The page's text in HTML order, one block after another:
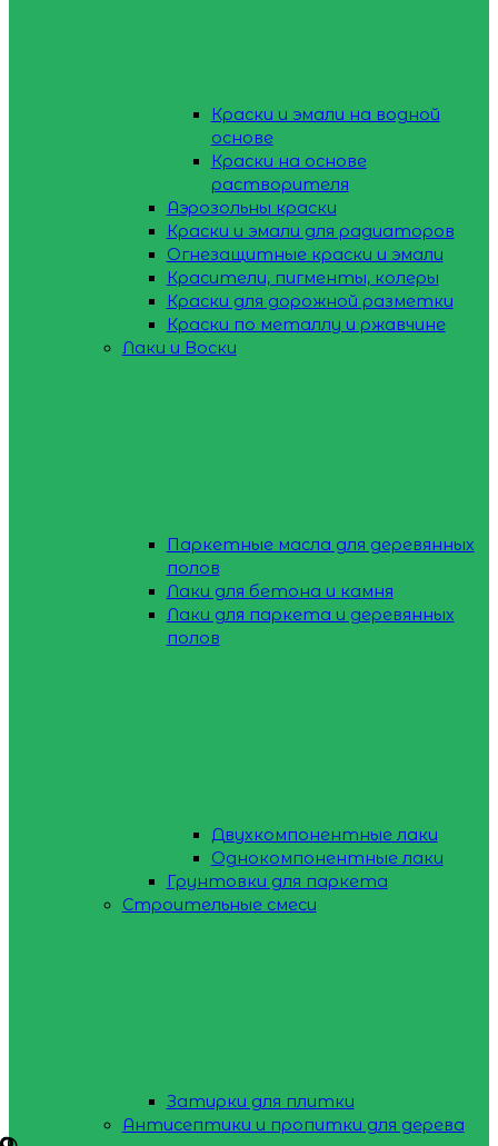
Краски и эмали на водной
основе
Краски на основе
растворителя
Аэрозольны краски
Краски и эмали для радиаторов
Огнезащитные краски и эмали
Красители, пигменты, колеры
Краски для дорожной разметки
Краски по металлу и ржавчине
Лаки и Воски
Паркетные масла для деревянных
полов
Лаки для бетона и камня
Лаки для паркета и деревянных
полов
Двухкомпонентные лаки
Однокомпонентные лаки
Грунтовки для паркета
Строительные смеси
Затирки для плитки
Антисептики и пропитки для дерева